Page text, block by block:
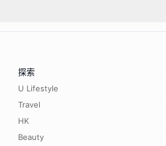
探索
U Lifestyle
Travel
HK
Beauty